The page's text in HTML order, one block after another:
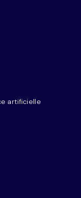
artificielle